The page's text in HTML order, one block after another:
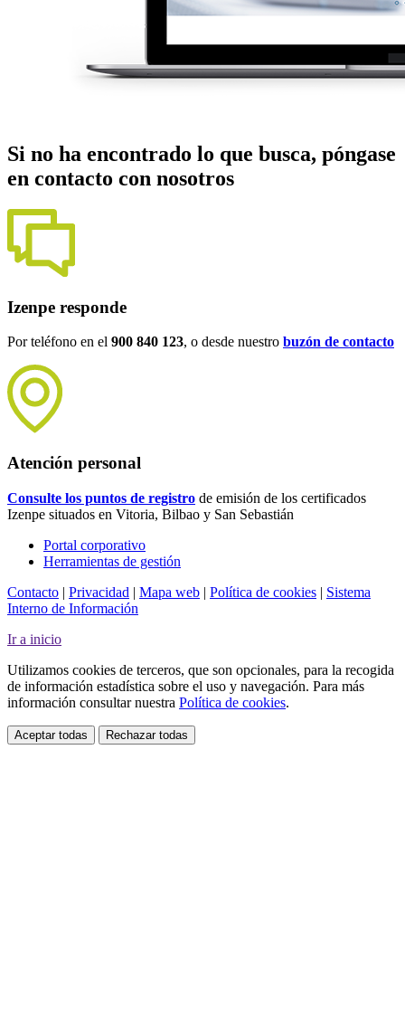
Si no ha encontrado lo que busca, póngase
en contacto con nosotros
Izenpe responde
Por teléfono en el 900 840 123, o desde nuestro buzón de contacto
Atención personal
Consulte los puntos de registro de emisión de los certificados
Izenpe situados en Vitoria, Bilbao y San Sebastián
Portal corporativo
Herramientas de gestión
Contacto | Privacidad | Mapa web | Política de cookies | Sistema
Interno de Información
Ir a inicio
Utilizamos cookies de terceros, que son opcionales, para la recogida
de información estadística sobre el uso y navegación. Para más
información consultar nuestra Política de cookies.
Aceptar todas Rechazar todas